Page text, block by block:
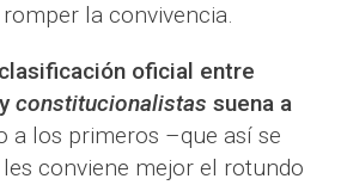
la convivencia.
oficial entre
yconstitucionalistas suena a
a los primeros –que así se
conviene mejor el rotundo